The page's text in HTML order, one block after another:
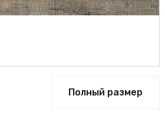
АЛЮМИНИЕВЫЙ
Полный размер